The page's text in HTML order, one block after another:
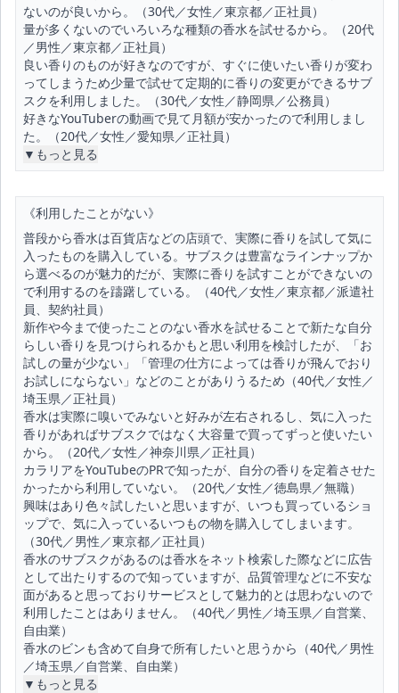
ないのが良いから。（30代／女性／東京都／正社員）
量が多くないのでいろいろな種類の香水を試せるから。（20代
／男性／東京都／正社員）
良い香りのものが好きなのですが、すぐに使いたい香りが変わ
ってしまうため少量で試せて定期的に香りの変更ができるサブ
スクを利用しました。（30代／女性／静岡県／公務員）
好きなYouTuberの動画で見て月額が安かったので利用しまし
た。（20代／女性／愛知県／正社員）
▼もっと見る
《利用したことがない》
普段から香水は百貨店などの店頭で、実際に香りを試して気に
入ったものを購入している。サブスクは豊富なラインナップか
ら選べるのが魅力的だが、実際に香りを試すことができないの
で利用するのを躊躇している。（40代／女性／東京都／派遣社
員、契約社員）
新作や今まで使ったことのない香水を試せることで新たな自分
らしい香りを見つけられるかもと思い利用を検討したが、「お
試しの量が少ない」「管理の仕方によっては香りが飛んでおり
お試しにならない」などのことがありうるため（40代／女性／
埼玉県／正社員）
香水は実際に嗅いでみないと好みが左右されるし、気に入った
香りがあればサブスクではなく大容量で買ってずっと使いたい
から。（20代／女性／神奈川県／正社員）
カラリアをYouTubeのPRで知ったが、自分の香りを定着させた
かったから利用していない。（20代／女性／徳島県／無職）
興味はあり色々試したいと思いますが、いつも買っているショ
ップで、気に入っているいつもの物を購入してしまいます。
（30代／男性／東京都／正社員）
香水のサブスクがあるのは香水をネット検索した際などに広告
として出たりするので知っていますが、品質管理などに不安な
面があると思っておりサービスとして魅力的とは思わないので
利用したことはありません。（40代／男性／埼玉県／自営業、
自由業）
香水のビンも含めて自身で所有したいと思うから（40代／男性
／埼玉県／自営業、自由業）
▼もっと見る